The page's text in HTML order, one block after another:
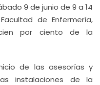
9 de junio de 9 a 14
de Enfermería,
por ciento de la
de las asesorías y
instalaciones de la